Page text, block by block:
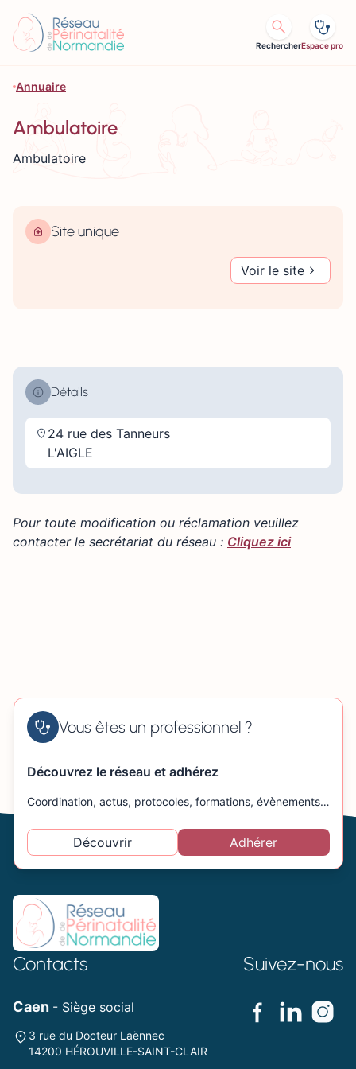
RechercherEspace pro
Annuaire
Ambulatoire
Ambulatoire
Site unique
Voir le site
Détails
24 rue des Tanneurs
L'AIGLE
Pour toute modification ou réclamation veuillez
contacter le secrétariat du réseau : Cliquez ici
Vous êtes un professionnel ?
Découvrez le réseau et adhérez
Coordination, actus, protocoles, formations, évènements…
Découvrir Adhérer
Contacts
Caen - Siège social
3 rue du Docteur Laënnec
14200 HÉROUVILLE-SAINT-CLAIR
Suivez-nous